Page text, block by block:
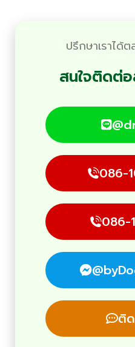
ปรึกษาเราได้
สนใจติดต่
086-
086-
ติด